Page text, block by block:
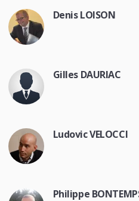
Denis LOISON
Gilles DAURIAC
Ludovic VELOCCI
Philippe